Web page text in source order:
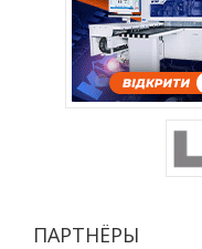
ПАРТНЁРЫ